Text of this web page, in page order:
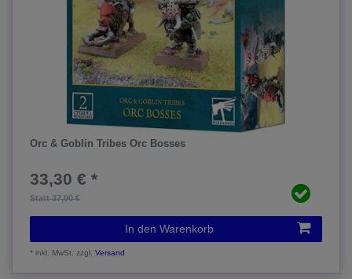
Orc & Goblin Tribes Orc Bosses
Statt 37,00 €
33,30 € *
In den Warenkorb
*inkl. MwSt. zzgl.Versand